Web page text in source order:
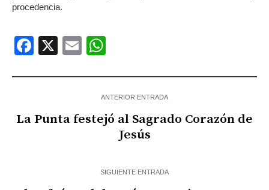
procedencia.
Facebook
X Email
ANTERIOR ENTRADA
La Punta festejó al Sagrado Corazón de
Jesús
SIGUIENTE ENTRADA